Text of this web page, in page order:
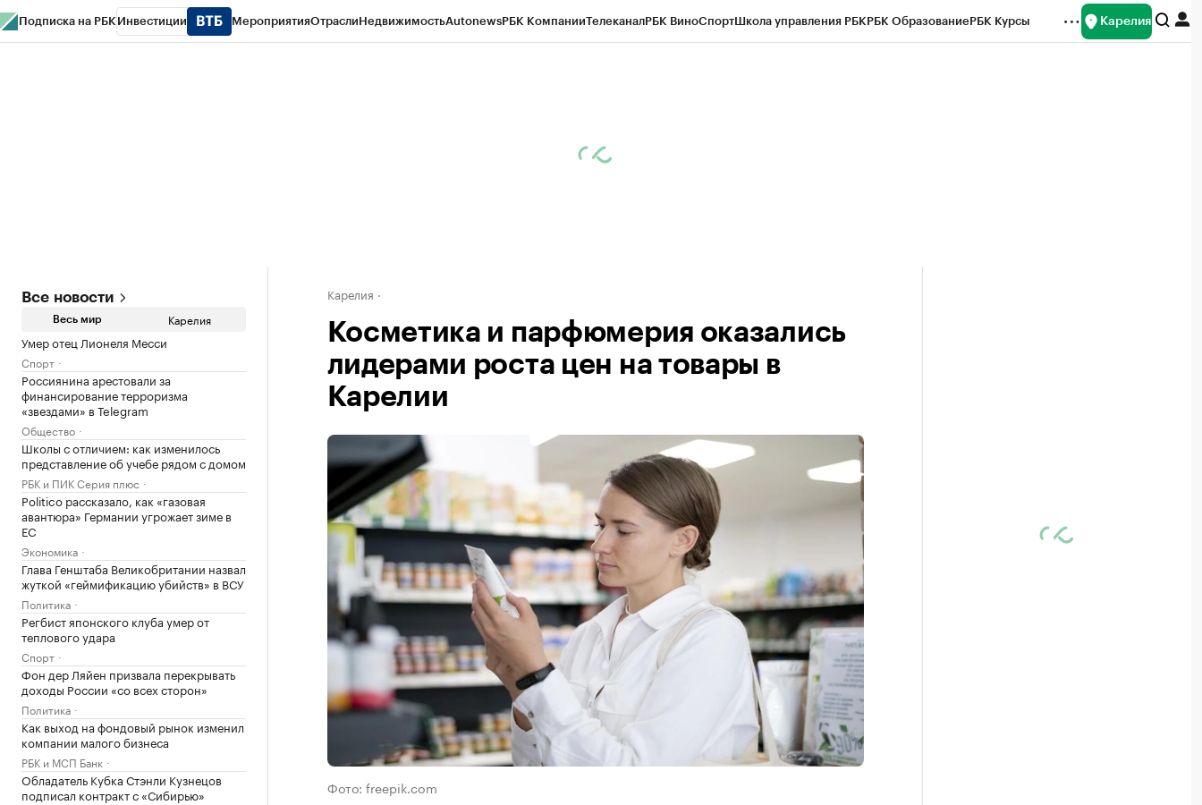
Подписка на РБК Инвестиции МероприятияОтраслиНедвижимостьAutonewsРБК КомпанииТелеканалРБК ВиноСпортШкола управления РБКРБК ОбразованиеРБК Курсы Карелия
Все новости
Весь мир Карелия
Умер отец Лионеля Месси
Спорт
Россиянина арестовали за
финансирование терроризма
«звездами» в Telegram
Общество
Школы с отличием: как изменилось
представление об учебе рядом с домом
РБК и ПИК Серия плюс
Politico рассказало, как «газовая
авантюра» Германии угрожает зиме в
ЕС
Экономика
Глава Генштаба Великобритании назвал
жуткой «геймификацию убийств» в ВСУ
Политика
Регбист японского клуба умер от
теплового удара
Спорт
Фон дер Ляйен призвала перекрывать
доходы России «со всех сторон»
Политика
Как выход на фондовый рынок изменил
компании малого бизнеса
РБК и МСП Банк
Обладатель Кубка Стэнли Кузнецов
подписал контракт с «Сибирью»
Карелия
Косметика и парфюмерия оказались
лидерами роста цен на товары в
Карелии
Фото: freepik.com